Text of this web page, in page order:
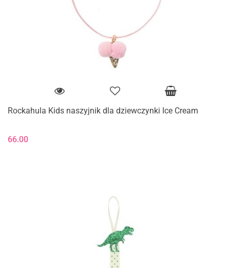
Rockahula Kids naszyjnik dla dziewczynki Ice Cream
66.00